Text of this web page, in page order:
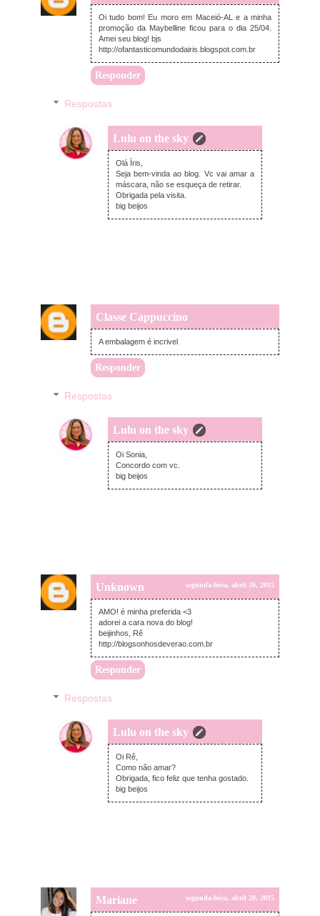
segunda-feira, abril 20, 2015
Oi tudo bom! Eu moro em Maceió-AL e a minha
promoção da Maybelline ficou para o dia 25/04.
Amei seu blog! bjs
http://ofantasticomundodairis.blogspot.com.br
Responder
Respostas
Lulu on the sky
segunda-feira, abril 20, 2015
Olá Ìris,
Seja bem-vinda ao blog. Vc vai amar a
máscara, não se esqueça de retirar.
Obrigada pela visita.
big beijos
Classe Cappuccino
segunda-feira, abril 20, 2015
A embalagem é incrivel
Responder
Respostas
Lulu on the sky
segunda-feira, abril 20, 2015
Oi Sonia,
Concordo com vc.
big beijos
Unknown segunda-feira, abril 20, 2015
AMO! é minha preferida <3
adorei a cara nova do blog!
beijinhos, Rê
http://blogsonhosdeverao.com.br
Responder
Respostas
Lulu on the sky
segunda-feira, abril 20, 2015
Oi Rê,
Como não amar?
Obrigada, fico feliz que tenha gostado.
big beijos
Mariane segunda-feira, abril 20, 2015